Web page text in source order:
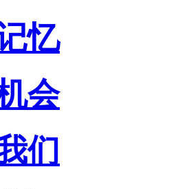
忆
会
们